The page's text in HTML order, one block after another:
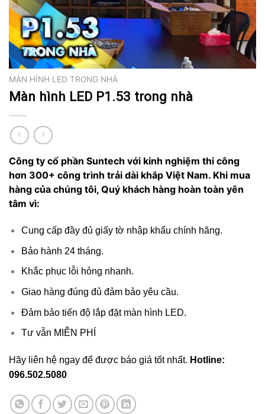
MÀN HÌNH LED TRONG NHÀ
Màn hình LED P1.53 trong nhà
Công ty cổ phần Suntech với kinh nghiệm thi công
hơn 300+ công trình trải dài khắp Việt Nam. Khi mua
hàng của chúng tôi, Quý khách hàng hoàn toàn yên
tâm vì:
Cung cấp đầy đủ giấy tờ nhập khẩu chính hãng.
Bảo hành 24 tháng.
Khắc phục lỗi hỏng nhanh.
Giao hàng đúng đủ đảm bảo yêu cầu.
Đảm bảo tiến độ lắp đặt màn hình LED.
Tư vẫn MIỄN PHÍ
Hãy liên hệ ngay để được báo giá tốt nhất. Hotline:
096.502.5080